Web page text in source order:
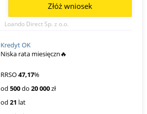
Loando Direct Sp. z o.o.
Złóż wniosek
Kredyt OK
Niska rata miesięczn🔥
RRSO47,17%
od 500do 20 000zł
od 21 lat